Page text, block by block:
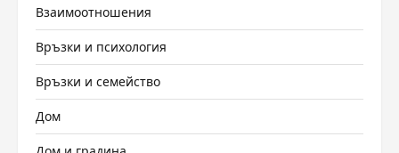
Взаимоотношения
Връзки и психология
Връзки и семейство
Дом